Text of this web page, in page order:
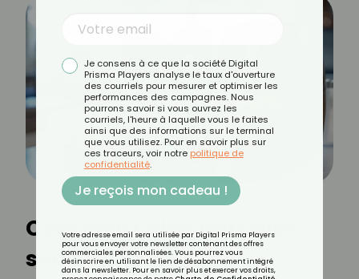
Comment bien nettoyer
son air fryer ?
Je consens à ce que la société Digital
Prisma Players analyse le taux d'ouverture
des courriels pour mesurer et optimiser les
performances des campagnes. Nous
pourrons savoir si vous ouvrez les
courriels, l'heure à laquelle vous le faites
ainsi que des informations sur le terminal
que vous utilisez. Pour en savoir plus sur
ces traceurs, voir notre politique de
confidentialité.
Je reçois mon cadeau !
Votre adresse email sera utilisée par Digital Prisma Players
pour vous envoyer votre newsletter contenant des offres
commerciales personnalisées. Vous pourrez vous
désinscrire en utilisant le lien de désabonnement intégré
dans la newsletter. Pour en savoir plus et exercer vos droits,